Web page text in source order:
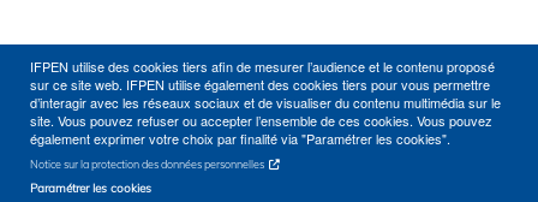
IFPEN utilise des cookies tiers afin de mesurer l’audience et le contenu proposé
sur ce site web. IFPEN utilise également des cookies tiers pour vous permettre
d’interagir avec les réseaux sociaux et de visualiser du contenu multimédia sur le
site. Vous pouvez refuser ou accepter l’ensemble de ces cookies. Vous pouvez
également exprimer votre choix par finalité via "Paramétrer les cookies".
Notice sur la protection des données personnelles
Paramétrer les cookies